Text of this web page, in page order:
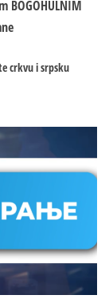
BOGOHULNIM
crkvu i srpsku